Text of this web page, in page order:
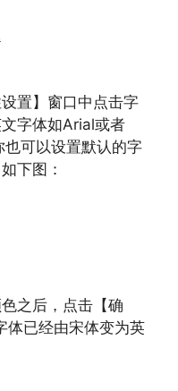
置】窗口中点击字
字体如Arial或者
可以设置默认的字
下图：
之后，点击【确
体已经由宋体变为英